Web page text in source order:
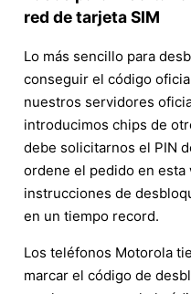
red de tarjeta SIM
Lo más sencillo para
conseguir el código
nuestros servidores
introducimos chips de
debe solicitarnos el PIN
ordene el pedido en esta
instrucciones de
en un tiempo record.
Los teléfonos Motorola
marcar el código de